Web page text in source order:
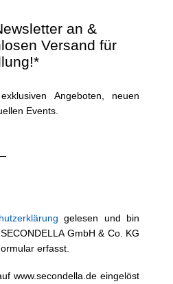
an &
Versand für
Angeboten, neuen
Events.
gelesen und bin
GmbH & Co. KG
erfasst.
www.secondella.de eingelöst